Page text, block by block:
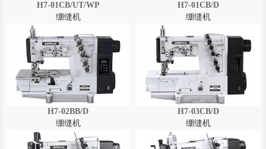
H7-01CB/UT/WP
绷缝机
H7-01CB/D
绷缝机
H7-02BB/D
绷缝机
H7-03CB/D
绷缝机